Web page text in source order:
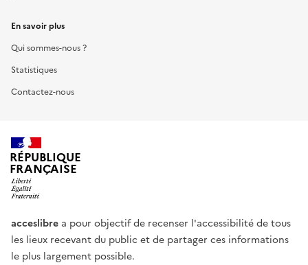
En savoir plus
Qui sommes-nous ?
Statistiques
Contactez-nous
RÉPUBLIQUE
FRANÇAISE
acceslibre a pour objectif de recenser l'accessibilité de tous
les lieux recevant du public et de partager ces informations
le plus largement possible.